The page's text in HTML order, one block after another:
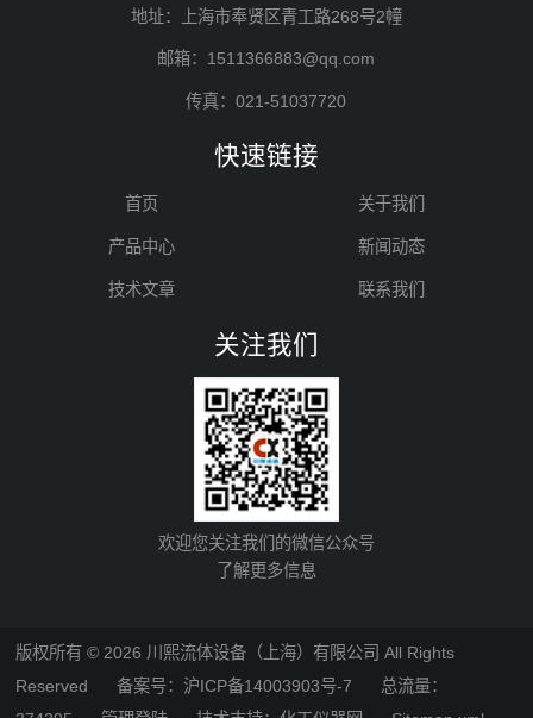
地址：上海市奉贤区青工路268号2幢
邮箱：1511366883@qq.com
传真：021-51037720
快速链接
首页 关于我们
产品中心 新闻动态
技术文章 联系我们
关注我们
欢迎您关注我们的微信公众号
了解更多信息
版权所有 © 2026 川熙流体设备（上海）有限公司 All Rights
Reserved备案号：沪ICP备14003903号-7 总流量：